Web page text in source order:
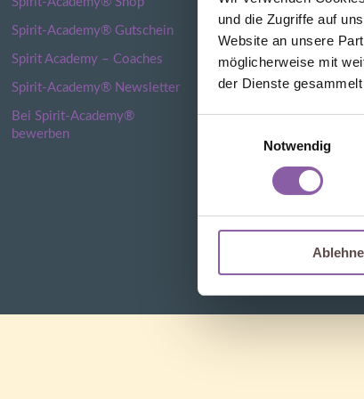
und die Zugriffe auf
Website an unsere
möglicherweise mit
der Dienste gesammelt
Notwendig
Spirit-Academy® Gutschein
Spirit Academy – Coaches
Spirit-Academy® Newsletter
Bei Spirit-Academy®
bewerben
Datenschutzerklärung
Widerrufsrecht für
Verbraucher